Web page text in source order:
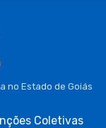
no Estado de Goiás
Coletivas